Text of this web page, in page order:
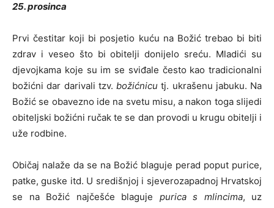
25. prosinca
Prvi čestitar koji bi posjetio kuću na Božić trebao bi biti
zdrav i veseo što bi obitelji donijelo sreću. Mladići su
djevojkama koje su im se sviđale često kao tradicionalni
božićni dar darivali tzv. božićnicutj. ukrašenu jabuku. Na
Božić se obavezno ide na svetu misu, a nakon toga slijedi
obiteljski božićni ručak te se dan provodi u krugu obitelji i
uže rodbine.
Običaj nalaže da se na Božić blaguje perad poput purice,
patke, guske itd. U središnjoj i sjeverozapadnoj Hrvatskoj
se na Božić najčešće blaguje purica s mlincima, uz